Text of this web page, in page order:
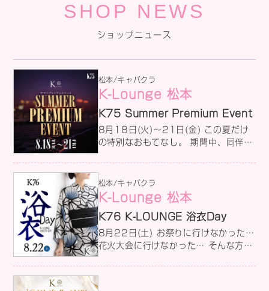
SHOP NEWS
ショップニュース
松本/キャバクラ
K-Lounge 松本
K75 Summer Premium Event
8月18日(火)～21日(金) この夏だけ
の特別なおもてなし。 期間中、同伴で
ご来店いただいたお客様へ、女の子か
おります 大切な方と過ごす特別な夜
に、感謝の気持ちを添えてお迎えいた
します。
松本/キャバクラ
K-Lounge 松本
K76 K-LOUNGE 浴衣Day
8月22日(土) お祭りに行けなかった…
花火大会に行けなかった… そんな方
も、夏はまだまだ終わりません！ 浴衣